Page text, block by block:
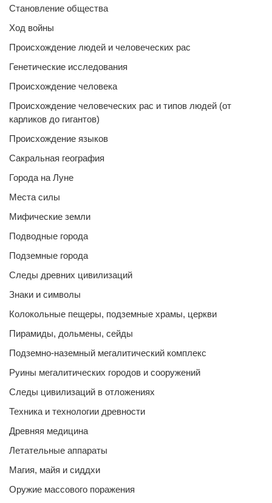
Становление общества
Ход войны
Происхождение людей и человеческих рас
Генетические исследования
Происхождение человека
Происхождение человеческих рас и типов людей (от
карликов до гигантов)
Происхождение языков
Сакральная география
Города на Луне
Места силы
Мифические земли
Подводные города
Подземные города
Следы древних цивилизаций
Знаки и символы
Колокольные пещеры, подземные храмы, церкви
Пирамиды, дольмены, сейды
Подземно-наземный мегалитический комплекс
Руины мегалитических городов и сооружений
Следы цивилизаций в отложениях
Техника и технологии древности
Древняя медицина
Летательные аппараты
Магия, майя и сиддхи
Оружие массового поражения